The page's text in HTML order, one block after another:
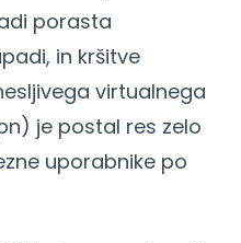
porasta
in kršitve
virtualnega
je postal res zelo
uporabnike po